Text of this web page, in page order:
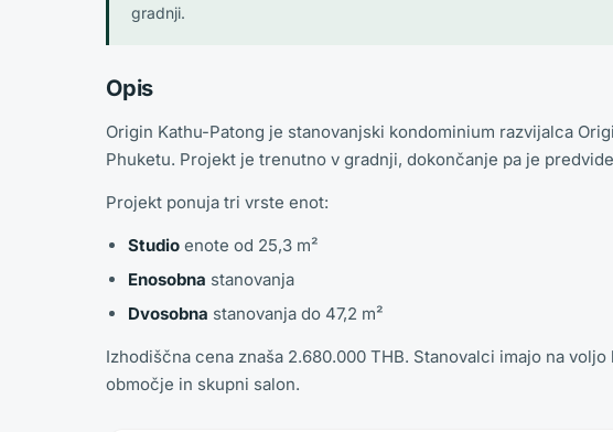
gradnji.
Opis
Origin Kathu-Patong je stanovanjski kondominium razvijalca
Phuketu. Projekt je trenutno v gradnji, dokončanje pa je
Projekt ponuja tri vrste enot:
Studio enote od 25,3 m²
Enosobna stanovanja
Dvosobna stanovanja do 47,2 m²
Izhodiščna cena znaša 2.680.000 THB. Stanovalci imajo na
območje in skupni salon.